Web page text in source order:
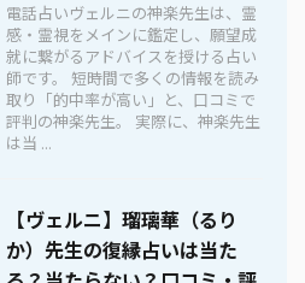
電話占いヴェルニの神楽先生は、霊
感・霊視をメインに鑑定し、願望成
就に繋がるアドバイスを授ける占い
師です。 短時間で多くの情報を読み
取り「的中率が高い」と、口コミで
評判の神楽先生。 実際に、神楽先生
は当 ...
【ヴェルニ】瑠璃華（るり
か）先生の復縁占いは当た